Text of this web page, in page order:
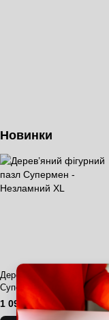
Новинки
Дерев’яний фігурний пазл
Супермен - Незламний XL
1 099 грн